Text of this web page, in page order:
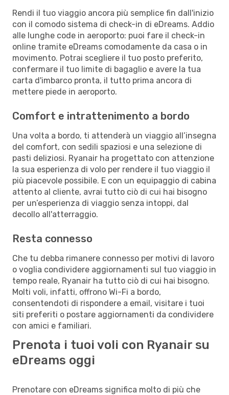
Rendi il tuo viaggio ancora più semplice fin dall'inizio
con il comodo sistema di check-in di eDreams. Addio
alle lunghe code in aeroporto: puoi fare il check-in
online tramite eDreams comodamente da casa o in
movimento. Potrai scegliere il tuo posto preferito,
confermare il tuo limite di bagaglio e avere la tua
carta d'imbarco pronta, il tutto prima ancora di
mettere piede in aeroporto.
Comfort e intrattenimento a bordo
Una volta a bordo, ti attenderà un viaggio all’insegna
del comfort, con sedili spaziosi e una selezione di
pasti deliziosi. Ryanair ha progettato con attenzione
la sua esperienza di volo per rendere il tuo viaggio il
più piacevole possibile. E con un equipaggio di cabina
attento al cliente, avrai tutto ciò di cui hai bisogno
per un’esperienza di viaggio senza intoppi, dal
decollo all'atterraggio.
Resta connesso
Che tu debba rimanere connesso per motivi di lavoro
o voglia condividere aggiornamenti sul tuo viaggio in
tempo reale, Ryanair ha tutto ciò di cui hai bisogno.
Molti voli, infatti, offrono Wi-Fi a bordo,
consentendoti di rispondere a email, visitare i tuoi
siti preferiti o postare aggiornamenti da condividere
con amici e familiari.
Prenota i tuoi voli con Ryanair su
eDreams oggi
Prenotare con eDreams significa molto di più che